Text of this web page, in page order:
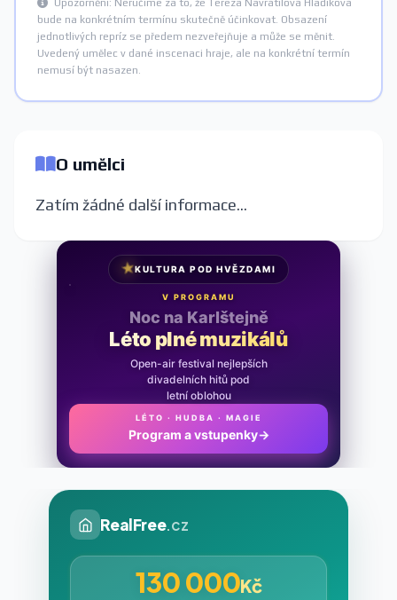
Upozornění: Neručíme za to, že Tereza Navrátilová Hladíková
bude na konkrétním termínu skutečně účinkovat. Obsazení
jednotlivých repríz se předem nezveřejňuje a může se měnit.
Uvedený umělec v dané inscenaci hraje, ale na konkrétní termín
nemusí být nasazen.
O umělci
Zatím žádné další informace...
★KULTURA POD HVĚZDAMI
V PROGRAMU
Noc na Karlštejně
Léto plné muzikálů
Open-air festival nejlepších
divadelních hitů pod
letní oblohou
LÉTO · HUDBA · MAGIE
Program a vstupenky →
RealFree.cz
130 000Kč